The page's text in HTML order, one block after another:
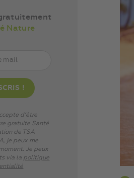
Nature
d’être
gratuite Santé
de TSA
je peux me
Je peux
via la politique